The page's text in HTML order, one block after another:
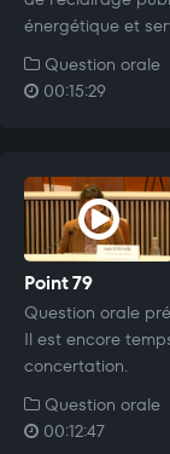
énergétique et
Question orale
00:15:29
Point 79
Question orale
Il est encore
concertation.
Question orale
00:12:47